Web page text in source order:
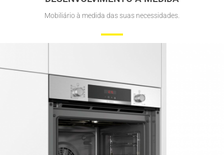
Mobiliário à medida das suas necessidades.